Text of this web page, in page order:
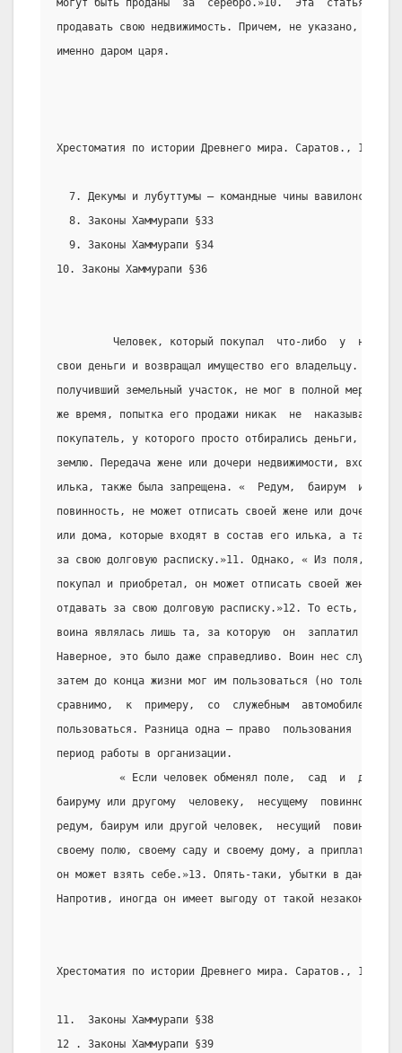
могут быть проданы  за  серебро.»10.  Эта  статья
продавать свою недвижимость. Причем, не указано,
именно даром царя.
Хрестоматия по истории Древнего мира. Саратов., 1989
7. Декумы и лубуттумы – командные чины вавилонской
  8. Законы Хаммурапи §33
  9. Законы Хаммурапи §34
10. Законы Хаммурапи §36
Человек, который покупал  что-либо  у
свои деньги и возвращал имущество его владельцу. О
получивший земельный участок, не мог в полной мере
же время, попытка его продажи никак  не  наказывалась.
покупатель, у которого просто отбирались деньги,
землю. Передача жене или дочери недвижимости,
илька, также была запрещена. «  Редум,  баирум  и
повинность, не может отписать своей жене или дочери
или дома, которые входят в состав его илька, а также
за свою долговую расписку.»11. Однако, « Из поля,
покупал и приобретал, он может отписать своей жене и
отдавать за свою долговую расписку.»12. То есть,
воина являлась лишь та, за которую  он  заплатил  свои
Наверное, это было даже справедливо. Воин нес службу,
затем до конца жизни мог им пользоваться (но только
сравнимо,  к  примеру,  со  служебным  автомобилем,
пользоваться. Разница одна – право  пользования
период работы в организации.
« Если человек обменял поле,  сад  и  дом,
баируму или другому  человеку,  несущему
редум, баирум или другой человек,  несущий
своему полю, своему саду и своему дому, а приплату,
он может взять себе.»13. Опять-таки, убытки в данном
Напротив, иногда он имеет выгоду от такой незаконной
Хрестоматия по истории Древнего мира. Саратов., 1989
11.  Законы Хаммурапи §38
12 . Законы Хаммурапи §39